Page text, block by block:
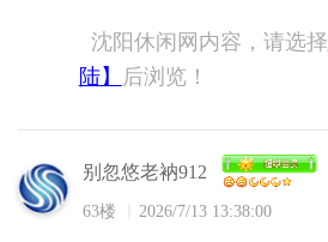
沈阳休闲网内容，请选择
陆】
后浏览！
别忽悠老衲912
63楼 2026/7/13 13:38:00